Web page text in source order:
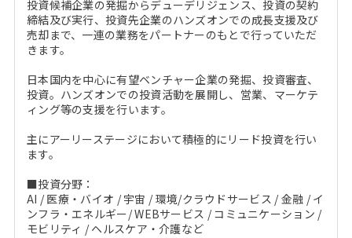
年齢と年収の相関図
投資候補企業の発掘からデューデリジェンス、投資の契約
締結及び実行、投資先企業のハンズオンでの成長支援及び
売却まで、一連の業務をパートナーのもとで行っていただ
きます。
日本国内を中心に有望ベンチャー企業の発掘、投資審査、
投資。ハンズオンでの投資活動を展開し、営業、マーケテ
ィング等の支援を行います。
主にアーリーステージにおいて積極的にリード投資を行い
ます。
■投資分野：
AI / 医療・バイオ / 宇宙 / 環境/クラウドサービス / 金融 / イ
ンフラ・エネルギー/ WEBサービス / コミュニケーション /
モビリティ / ヘルスケア・介護など